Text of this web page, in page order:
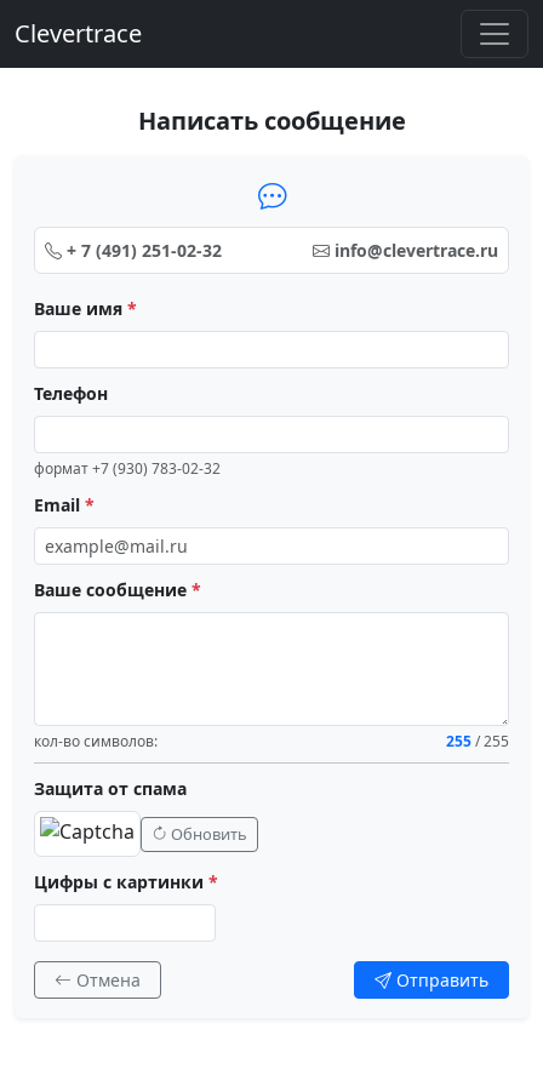
Clevertrace
Написать сообщение
+ 7 (491) 251-02-32 info@clevertrace.ru
Ваше имя *
Телефон
формат +7 (930) 783-02-32
Email *
Ваше сообщение *
кол-во символов: 255/ 255
Защита от спама
Обновить
Цифры с картинки *
Отмена Отправить